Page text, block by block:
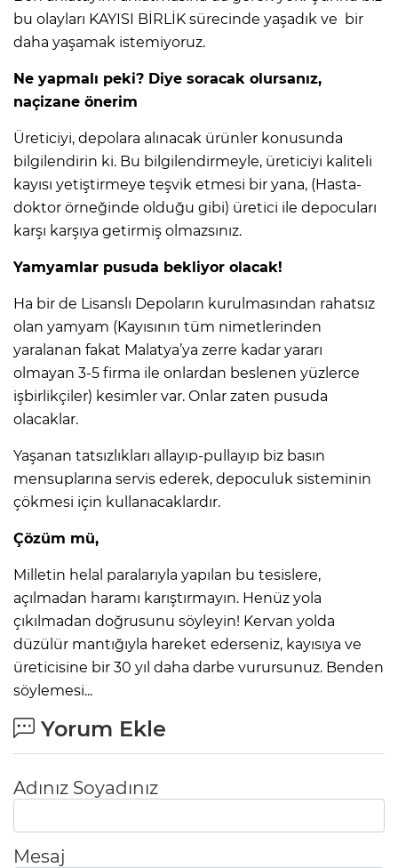
bu olayları KAYISI BİRLİK sürecinde yaşadık ve bir
daha yaşamak istemiyoruz.
Ne yapmalı peki? Diye soracak olursanız,
naçizane önerim
Üreticiyi, depolara alınacak ürünler konusunda
bilgilendirin ki. Bu bilgilendirmeyle, üreticiyi kaliteli
kayısı yetiştirmeye teşvik etmesi bir yana, (Hasta-
doktor örneğinde olduğu gibi) üretici ile depocuları
karşı karşıya getirmiş olmazsınız.
Yamyamlar pusuda bekliyor olacak!
Ha bir de Lisanslı Depoların kurulmasından rahatsız
olan yamyam (Kayısının tüm nimetlerinden
yaralanan fakat Malatya’ya zerre kadar yararı
olmayan 3-5 firma ile onlardan beslenen yüzlerce
işbirlikçiler) kesimler var. Onlar zaten pusuda
olacaklar.
Yaşanan tatsızlıkları allayıp-pullayıp biz basın
mensuplarına servis ederek, depoculuk sisteminin
çökmesi için kullanacaklardır.
Çözüm mü,
Milletin helal paralarıyla yapılan bu tesislere,
açılmadan haramı karıştırmayın. Henüz yola
çıkılmadan doğrusunu söyleyin! Kervan yolda
düzülür mantığıyla hareket ederseniz, kayısıya ve
üreticisine bir 30 yıl daha darbe vurursunuz. Benden
söylemesi...
Yorum Ekle
Adınız Soyadınız
Mesaj